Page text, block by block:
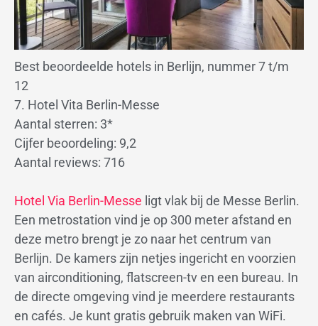
Best beoordeelde hotels in Berlijn, nummer 7 t/m
12
7. Hotel Vita Berlin-Messe
Aantal sterren: 3*
Cijfer beoordeling: 9,2
Aantal reviews: 716
Hotel Via Berlin-Messe ligt vlak bij de Messe Berlin.
Een metrostation vind je op 300 meter afstand en
deze metro brengt je zo naar het centrum van
Berlijn. De kamers zijn netjes ingericht en voorzien
van airconditioning, flatscreen-tv en een bureau. In
de directe omgeving vind je meerdere restaurants
en cafés. Je kunt gratis gebruik maken van WiFi.